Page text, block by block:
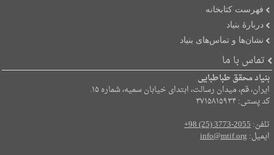
فهرست کتابخانه
دربارۀ بنیاد
نشان‌ها و تماس‌های بنیاد
تماس با ما
بنیاد محقق طباطبایی
ایران، قم، میدان رسالت، ابتدای خیابان سمیه، شماره ۱۵.
کد پستی: ۳۷۱۵۸۱۵۹۳۴
تلفن:+98 (25) 3773-2055
ایمیل:info@mtif.org